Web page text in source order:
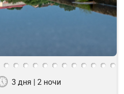
3 дня | 2 ночи